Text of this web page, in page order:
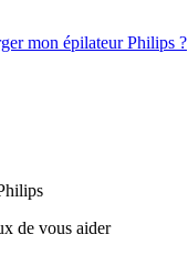
mon épilateur Philips ?
de vous aider